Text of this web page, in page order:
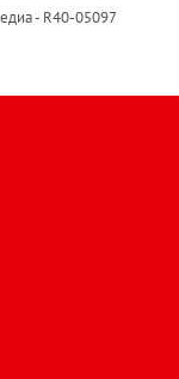
- R40-05097